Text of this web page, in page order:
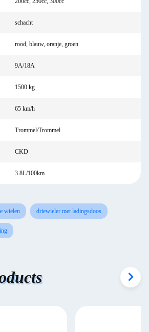
schacht
rood, blauw, oranje, groen
9A/18A
1500 kg
65 km/h
Trommel/Trommel
CKD
3.8L/100km
wielen driewieler met ladingsdoos